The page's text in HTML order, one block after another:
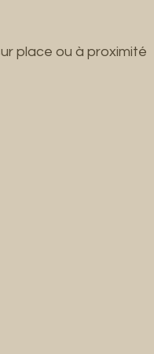
place ou à proximité